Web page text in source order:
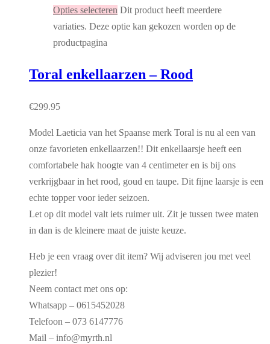
Opties selecteren Dit product heeft meerdere
variaties. Deze optie kan gekozen worden op de
productpagina
Toral enkellaarzen – Rood
€299.95
Model Laeticia van het Spaanse merk Toral is nu al een van
onze favorieten enkellaarzen!! Dit enkellaarsje heeft een
comfortabele hak hoogte van 4 centimeter en is bij ons
verkrijgbaar in het rood, goud en taupe. Dit fijne laarsje is een
echte topper voor ieder seizoen.
Let op dit model valt iets ruimer uit. Zit je tussen twee maten
in dan is de kleinere maat de juiste keuze.
Heb je een vraag over dit item? Wij adviseren jou met veel
plezier!
Neem contact met ons op:
Whatsapp – 0615452028
Telefoon – 073 6147776
Mail – info@myrth.nl